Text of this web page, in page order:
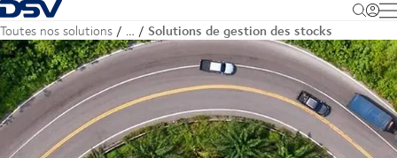
Retour à la page d'accueil
Toutes nos solutions … Solutions de gestion des stocks